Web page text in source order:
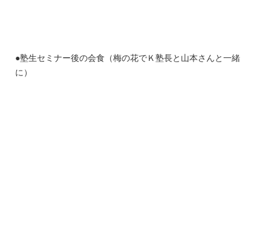
●塾生セミナー後の会食（梅の花でＫ塾長と山本さんと一緒
に）